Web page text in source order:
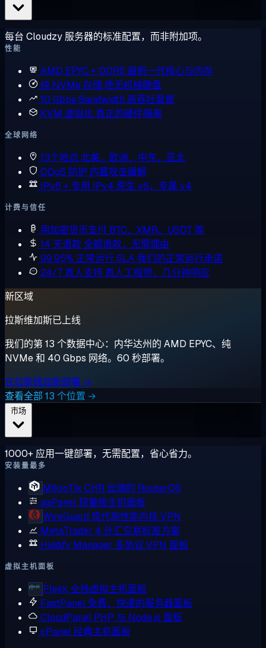
每台 Cloudzy 服务器的标准配置，而非附加项。
性能
AMD EPYC + DDR5 最新一代核心与内存
纯 NVMe 存储绝无机械硬盘
10 Gbps Bandwidth 高吞吐套餐
KVM 虚拟化 真正的硬件隔离
全球网络
13个地点 北美、欧洲、中东、亚太
DDoS 防护 内置攻击缓解
IPv6 + 专用 IPv4 原生 v6，专属 v4
计费与信任
用加密货币支付 BTC、XMR、USDT 等
14 天退款全额退款，无需理由
99.95% 正常运行 SLA我们的正常运行承诺
24/7 真人支持 真人工程师，几分钟响应
新区域
拉斯维加斯已上线
我们的第 13 个数据中心：内华达州的 AMD EPYC、纯
NVMe 和 40 Gbps 网络。60 秒部署。
在拉斯维加斯部署 →
查看全部 13 个位置 →
1000+ 应用一键部署，无需配置，省心省力。
安装量最多
MikroTik CHR 云端的 RouterOS
aaPanel轻量级主机面板
WireGuard 现代高性能内核 VPN
MetaTrader 4 外汇交易标准方案
Hiddify Manager 多协议 VPN 面板
虚拟主机面板
Plesk 全栈虚拟主机面板
FastPanel 免费、快速的服务器面板
CloudPanel PHP 与 Node.js 面板
cPanel经典主机面板